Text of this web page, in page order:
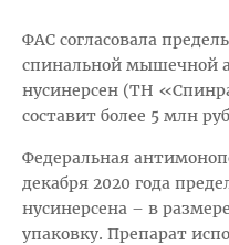
ФАС согласовала
спинальной
нусинерсен (ТН
составит более 5 млн
Федеральная
декабря 2020 года
нусинерсена – в
упаковку. Препарат